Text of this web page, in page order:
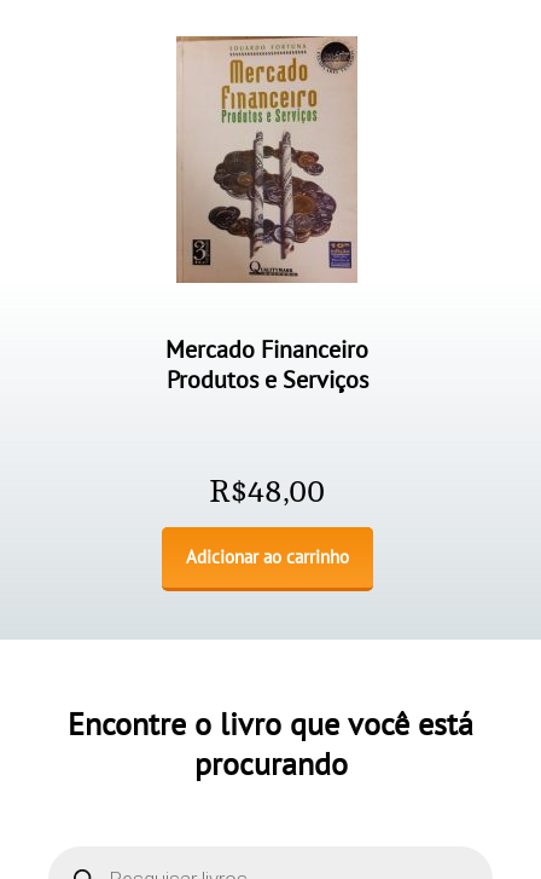
Mercado Financeiro
Produtos e Serviços
R$48,00
Adicionar ao carrinho
Encontre o livro que você está
procurando